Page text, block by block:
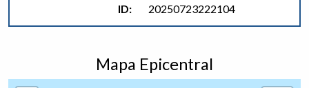
ID: 20250723222104
Mapa Epicentral